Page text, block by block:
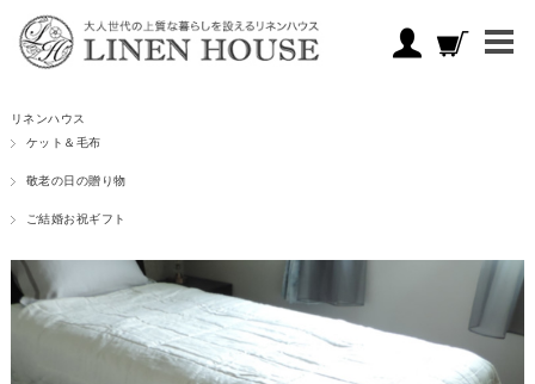
リネンハウス
ケット＆毛布
敬老の日の贈り物
ご結婚お祝ギフト